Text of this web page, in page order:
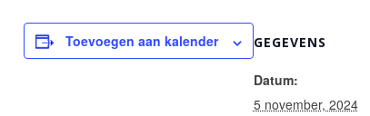
Toevoegen aan kalender GEGEVENS
Datum:
5 november, 2024